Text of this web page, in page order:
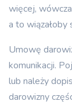
więcej,
a to wiązałoby
Umowę
komunikacji.
lub należy
darowizny